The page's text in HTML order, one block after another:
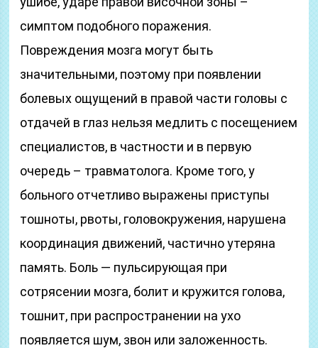
симптом подобного поражения.
Повреждения мозга могут быть
значительными, поэтому при появлении
болевых ощущений в правой части головы с
отдачей в глаз нельзя медлить с посещением
специалистов, в частности и в первую
очередь – травматолога. Кроме того, у
больного отчетливо выражены приступы
тошноты, рвоты, головокружения, нарушена
координация движений, частично утеряна
память. Боль — пульсирующая при
сотрясении мозга, болит и кружится голова,
тошнит, при распространении на ухо
появляется шум, звон или заложенность.